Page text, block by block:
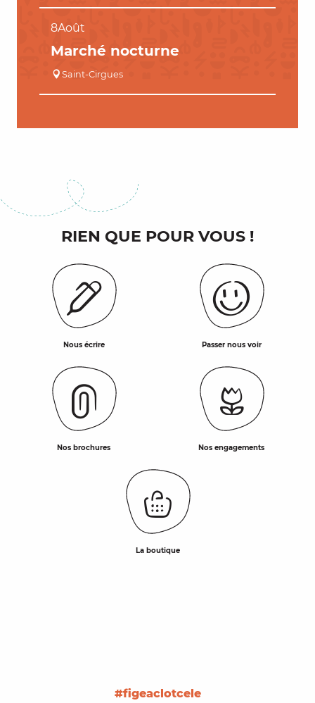
8Août
Marché nocturne
Saint-Cirgues
RIEN QUE POUR VOUS !
Nous écrire Passer nous voir
Nos brochures Nos engagements
La boutique
#figeaclotcele